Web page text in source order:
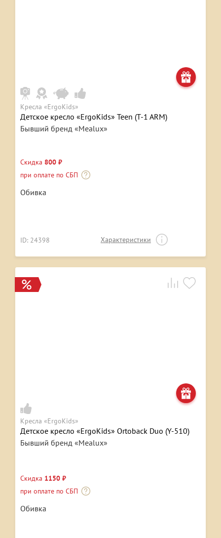
Кресла «ErgoKids»
Детское кресло «ErgoKids» Teen (T-1 ARM)
Бывший бренд «Mealux»
Скидка 800 ₽
при оплате по СБП
Обивка
ID: 24398 Характеристики
Кресла «ErgoKids»
Детское кресло «ErgoKids» Ortoback Duo (Y-510)
Бывший бренд «Mealux»
Скидка 1150 ₽
при оплате по СБП
Обивка